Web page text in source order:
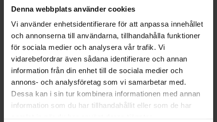
Denna webbplats använder cookies
Vi använder enhetsidentifierare för att anpassa innehållet
och annonserna till användarna, tillhandahålla funktioner
för sociala medier och analysera vår trafik. Vi
vidarebefordrar även sådana identifierare och annan
information från din enhet till de sociala medier och
annons- och analysföretag som vi samarbetar med.
Dessa kan i sin tur kombinera informationen med annan
information som du har tillhandahållit eller som de har
døren i igen det sidste stykke.
3-dimensionel justeringsmulighed
Dæmpningseffekt kan justeres efter ønske.
Leveres komplet med hulrækkeplade og dæmper til
blød lukning.
MERE INFORMATION